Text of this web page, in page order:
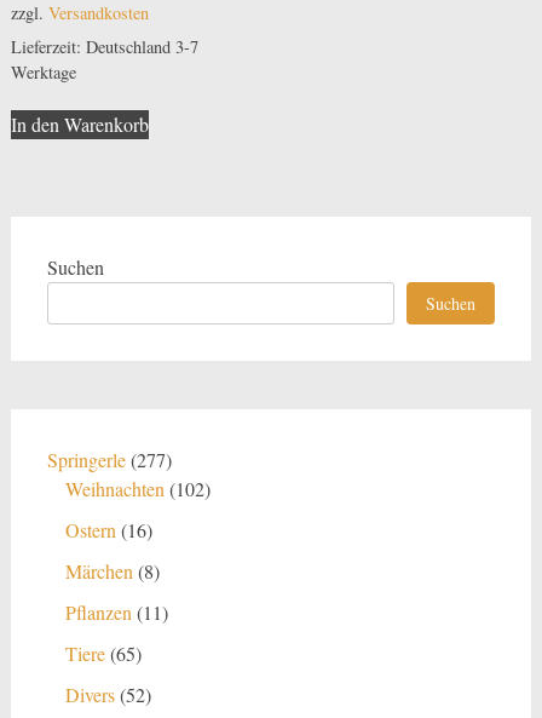
zzgl. Versandkosten
Lieferzeit: Deutschland 3-7
Werktage
In den Warenkorb
Suchen
Suchen
Springerle 277277
Produkte
Weihnachten 102102
Ostern 1616
Märchen 88
Pflanzen 1111
Tiere 6565
Produkte
Divers 5252